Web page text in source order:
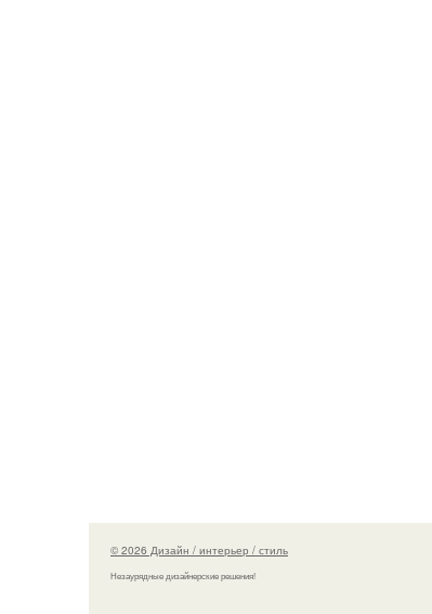
© 2026 Дизайн / интерьер / стиль
Незаурядные дизайнерские решения!